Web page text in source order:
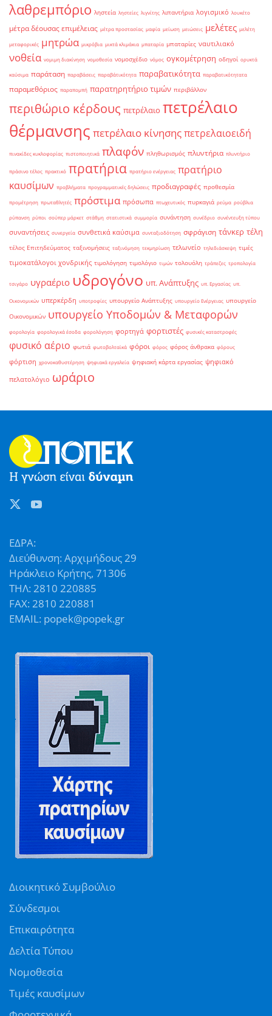
λαθρεμπόριο ληστεία ληστείες λιγνίτης λιπαντήρια λογισμικό λουκέτο
μέτρα δέουσας επιμέλειας μέτρα προστασίας μαφία μείωση μειώσεις μελέτες μελέτη
μεταφορικές μητρώα μικρόβια μικτά κλιμάκια μπαταρία μπαταρίες ναυτιλιακό
νοθεία νομιμη διακίνηση νομοθεσία νομοσχέδιο νόμος ογκομέτρηση οδηγοί ορυκτά
καύσιμα παράταση παραβάσεις παραβάτικότητα παραβατικότητα παραβατικότητατα
παραμεθόριος παραπομπή παρατηρητήριο τιμών περιβάλλον
περιθώριο κέρδους πετρέλαιο πετρέλαιο
θέρμανσης πετρέλαιο κίνησηςπετρελαιοειδή
πινακίδες κυκλοφορίας πιστοποιητικά πλαφόν πληθωρισμός πλυντήρια πλυντήριο
πράσινο τέλος πρακτικό πρατήρια πρατήριο ενέργειας πρατήριο
καυσίμων προβλήματα προγραμματικές δηλώσεις προδιαγραφές προθεσμία
προμέτρηση πρωταθλητές πρόστιμα πρόσωπα πτωχευτικός πυρκαγιά ρεύμα ρούβλια
ρύπανση ρύποι σούπερ μάρκετ στάθμη στατιστικά συμμορία συνάντηση συνέδριο συνέντευξη τύπου
συναντήσεις συνεργεία συνθετικά καύσιμα συνταξιοδότηση σφράγιση τάνκερ τέλη
τέλος Επιτηδεύματος ταξινομήσεις ταξινόμηση τεκμηρίωση τελωνείο τηλεδιάσκεψη τιμές
τιμοκατάλογοι χονδρικής τιμολόγηση τιμολόγιο τιμών τολουόλη τράπεζες τροπολογία
τσιγάρο υγραέριο υδρογόνο υπ. Ανάπτυξης υπ. Εργασίας υπ.
Οικονομικών υπερκέρδη υποτροφίες υπουργείο Ανάπτυξης υπουργείο Ενέργειας υπουργείο
Οικονομικών υπουργείο Υποδομών & Μεταφορών
φορολογία φορολογικά έσοδα φορολόγηση φορτηγά φορτιστές φυσικές καταστροφές
φυσικό αέριο φωτιά φωτοβολταϊκά φόροι φόρος φόρος άνθρακα φόρους
φόρτιση χρονοκαθυστέρηση ψηφιακά εργαλεία ψηφιακή κάρτα εργασίας ψηφιακό
πελατολόγιο ωράριο
ΕΔΡΑ:
Διεύθυνση: Αρχιμήδους 29
Ηράκλειο Κρήτης, 71306
ΤΗΛ: 2810 220885
FAX: 2810 220881
EMAIL: popek@popek.gr
Διοικητικό Συμβούλιο
Σύνδεσμοι
Επικαιρότητα
Δελτία Τύπου
Νομοθεσία
Τιμές καυσίμων